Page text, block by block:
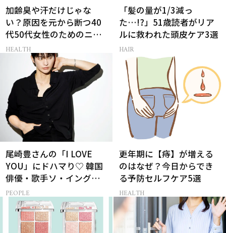
加齢臭や汗だけじゃな
い？原因を元から断つ40
代50代女性のためのニオ
イケア
HEALTH
「髪の量が1/3減っ
た…!?」51歳読者がリア
ルに救われた頭皮ケア3選
HAIR
尾崎豊さんの「I LOVE
YOU」にドハマり♡ 韓国
俳優・歌手ソ・イングク
さんの音楽がすべての人
生って？
PEOPLE
更年期に【痔】が増える
のはなぜ？今日からでき
る予防セルフケア5選
HEALTH